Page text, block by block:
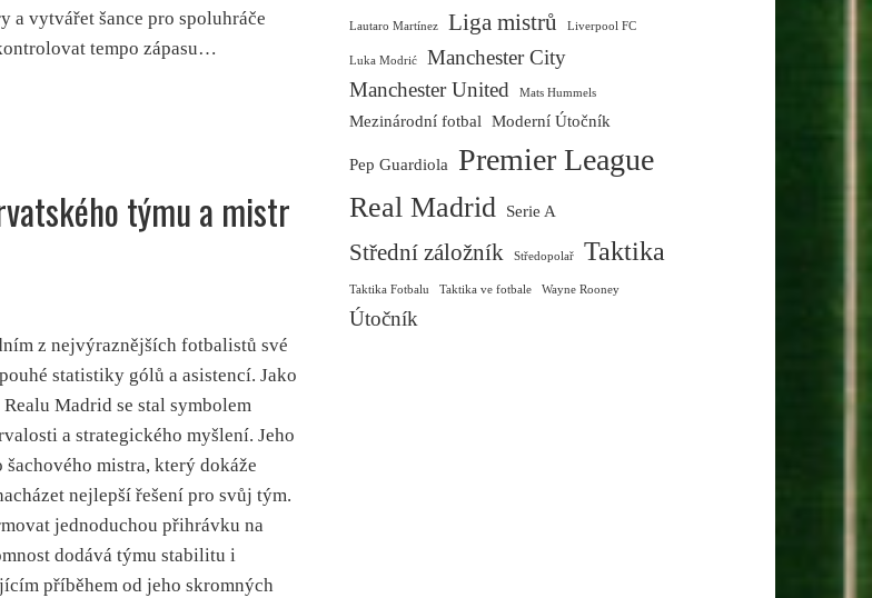
a vytvářet šance pro spoluhráče
tempo zápasu…
týmu a mistr
z nejvýraznějších fotbalistů své
statistiky gólů a asistencí. Jako
Madrid se stal symbolem
a strategického myšlení. Jeho
mistra, který dokáže
nejlepší řešení pro svůj tým.
jednoduchou přihrávku na
dodává týmu stabilitu i
příběhem od jeho skromných
Lautaro Martínez Liga mistrů Liverpool FC
Luka Modrić
Manchester City
Manchester United
Mats Hummels
Mezinárodní fotbal Moderní Útočník
Pep Guardiola Premier League
Real Madrid Serie A
Střední záložník Středopolař Taktika
Taktika Fotbalu Taktika ve fotbale Wayne Rooney
Útočník